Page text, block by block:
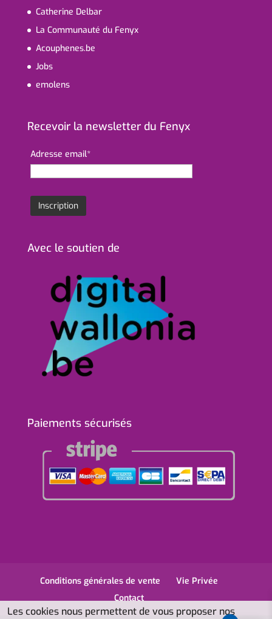
Catherine Delbar
La Communauté du Fenyx
Acouphenes.be
Jobs
emolens
Recevoir la newsletter du Fenyx
Adresse email*
Avec le soutien de
Paiements sécurisés
Conditions générales de vente
Vie Privée
Contact
Les cookies nous permettent de vous proposer nos